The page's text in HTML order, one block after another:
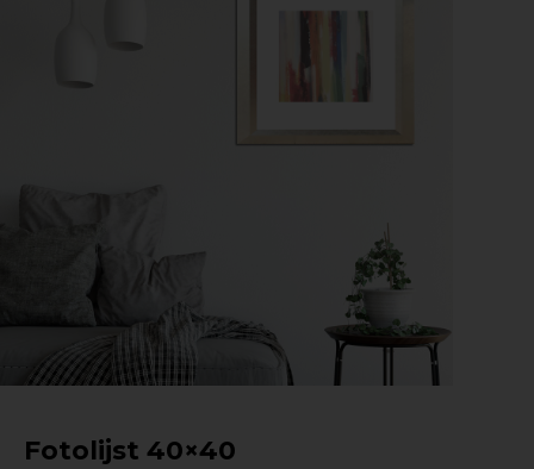
Fotolijst 40×40